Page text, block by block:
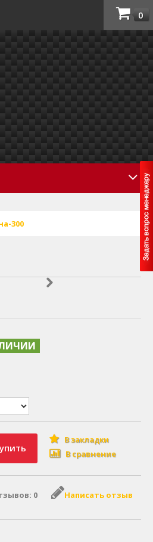
0
300
В закладки
В сравнение
0 Написать отзыв